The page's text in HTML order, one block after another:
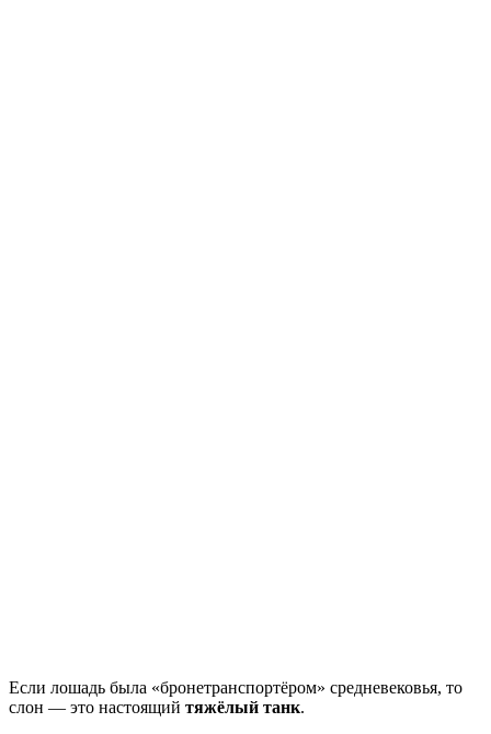
Если лошадь была «бронетранспортёром» средневековья, то
слон — это настоящий тяжёлый танк.